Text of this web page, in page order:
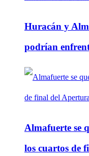
Huracán y
podrían
Almafuerte se
los cuartos de